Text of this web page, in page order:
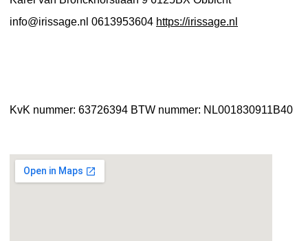
info@irissage.nl 0613953604 https://irissage.nl
KvK nummer: 63726394 BTW nummer: NL001830911B40